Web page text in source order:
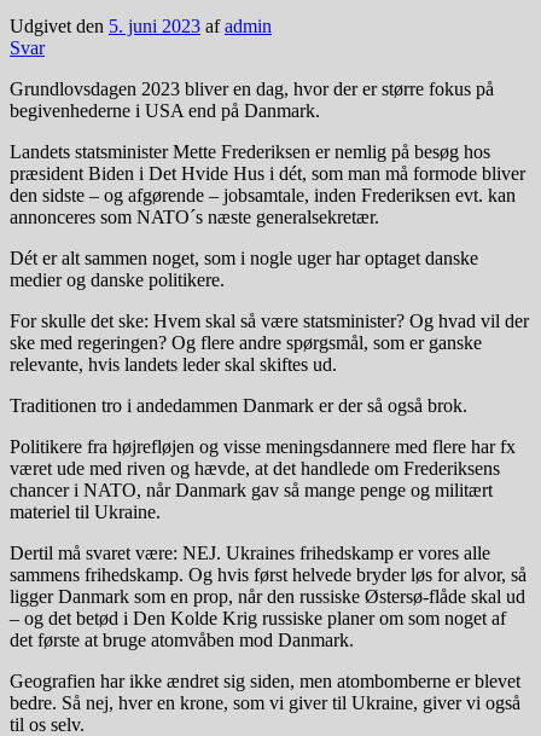
Udgivet den 5. juni 2023 afadmin
Svar
Grundlovsdagen 2023 bliver en dag, hvor der er større fokus på
begivenhederne i USA end på Danmark.
Landets statsminister Mette Frederiksen er nemlig på besøg hos
præsident Biden i Det Hvide Hus i dét, som man må formode bliver
den sidste – og afgørende – jobsamtale, inden Frederiksen evt. kan
annonceres som NATO´s næste generalsekretær.
Dét er alt sammen noget, som i nogle uger har optaget danske
medier og danske politikere.
For skulle det ske: Hvem skal så være statsminister? Og hvad vil der
ske med regeringen? Og flere andre spørgsmål, som er ganske
relevante, hvis landets leder skal skiftes ud.
Traditionen tro i andedammen Danmark er der så også brok.
Politikere fra højrefløjen og visse meningsdannere med flere har fx
været ude med riven og hævde, at det handlede om Frederiksens
chancer i NATO, når Danmark gav så mange penge og militært
materiel til Ukraine.
Dertil må svaret være: NEJ. Ukraines frihedskamp er vores alle
sammens frihedskamp. Og hvis først helvede bryder løs for alvor, så
ligger Danmark som en prop, når den russiske Østersø-flåde skal ud
– og det betød i Den Kolde Krig russiske planer om som noget af
det første at bruge atomvåben mod Danmark.
Geografien har ikke ændret sig siden, men atombomberne er blevet
bedre. Så nej, hver en krone, som vi giver til Ukraine, giver vi også
til os selv.